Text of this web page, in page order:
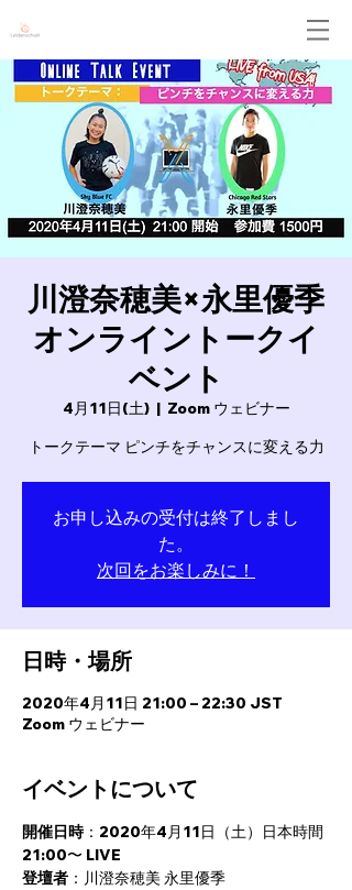
川澄奈穂美×永里優季
オンライントークイ
ベント
4月11日(土)
  |
Zoom ウェビナー
トークテーマ ピンチをチャンスに変える力
お申し込みの受付は終了しまし
た。
次回をお楽しみに！
日時・場所
2020年4月11日 21:00 – 22:30 JST
Zoom ウェビナー
イベントについて
開催日時：2020年4月11日（土）日本時間
21:00〜 LIVE
登壇者 ：川澄奈穂美 永里優季